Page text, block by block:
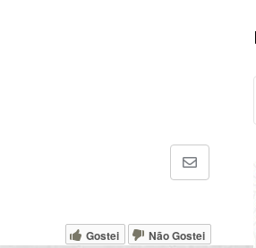
Share
Email
Gostei Não Gostei